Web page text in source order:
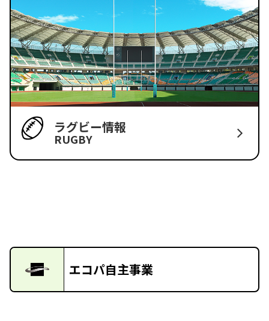
ラグビー情報
RUGBY
エコパ自主事業